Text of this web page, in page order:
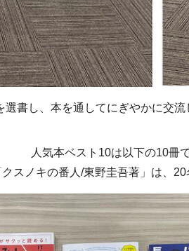
書し、本を通してにぎやかに交流
人気本ベスト10は以下の10冊で
クスノキの番人/東野圭吾著」は、